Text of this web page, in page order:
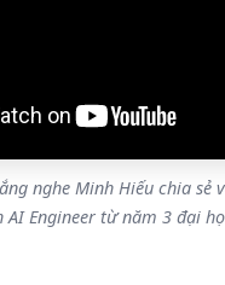
nghe Minh Hiếu chia sẻ
AI Engineer từ năm 3 đại